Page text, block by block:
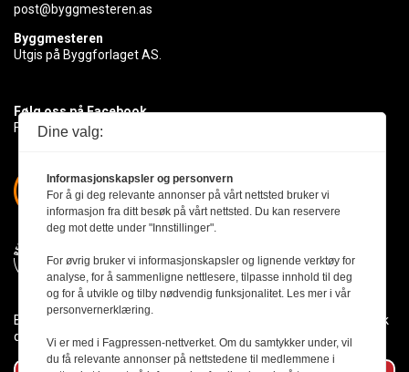
post@byggmesteren.as
Byggmesteren
Utgis på Byggforlaget AS.
Følg oss på Facebook
Få med deg det siste innen byggebransjen
Byggmesteren følger Vær Varsom-plakaten og presseetikken slik
den er nedfelt i Redaktørplakaten.
Dine valg:
Informasjonskapsler og personvern
For å gi deg relevante annonser på vårt nettsted bruker vi
informasjon fra ditt besøk på vårt nettsted. Du kan reservere
deg mot dette under "Innstillinger".
For øvrig bruker vi informasjonskapsler og lignende verktøy for
analyse, for å sammenligne nettlesere, tilpasse innhold til deg
og for å utvikle og tilby nødvendig funksjonalitet. Les mer i vår
personvernerklæring.
Vi er med i Fagpressen-nettverket. Om du samtykker under, vil
du få relevante annonser på nettstedene til medlemmene i